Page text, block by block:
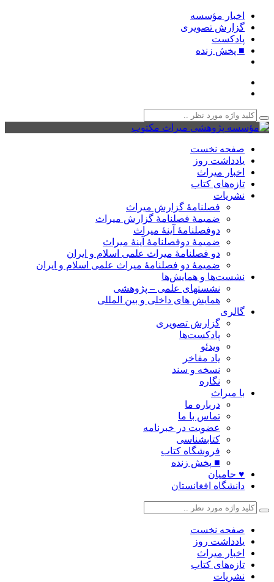
اخبار مؤسسه
گزارش تصویری
پادکست‌
■ پخش زنده
صفحه نخست
یادداشت روز
اخبار میراث
تازه‌های کتاب
نشریات
فصلنامۀ گزارش میراث
ضمیمۀ فصلنامۀ گزارش میراث
دوفصلنامۀ آینۀ میراث
ضمیمۀ دوفصلنامۀ آینۀ میراث
دو فصلنامۀ میراث علمی اسلام و ایران
ضمیمۀ دو فصلنامۀ میراث علمی اسلام و ایران
نشست‌ها و همایش‌ها
نشستهای علمی – پژوهشی
همایش های داخلی و بین المللی
گالری
گزارش تصویری
پادکست‌ها
ویدئو
یاد مفاخر
نسخه و سند
نگاره
با میراث
درباره ما
تماس با ما
عضویت در خبرنامه
کتابشناسی
فروشگاه کتاب
■ پخش زنده
♥ حامیان
دانشگاه افغانستان
صفحه نخست
یادداشت روز
اخبار میراث
تازه‌های کتاب
نشریات